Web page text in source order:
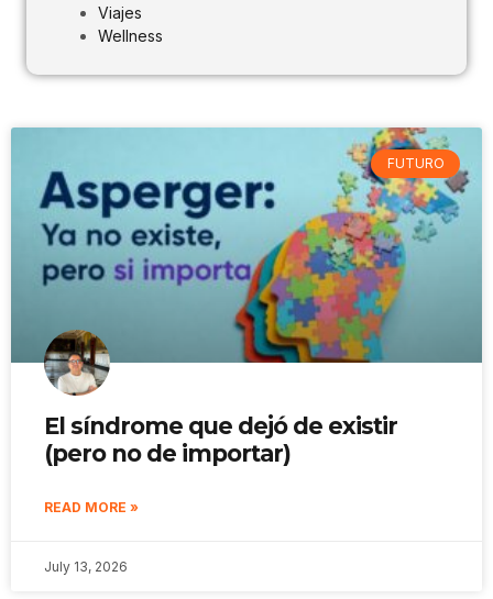
Viajes
Wellness
FUTURO
El síndrome que dejó de existir
(pero no de importar)
READ MORE »
July 13, 2026